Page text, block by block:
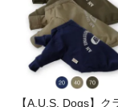
【A.U.S. Dogs】ク